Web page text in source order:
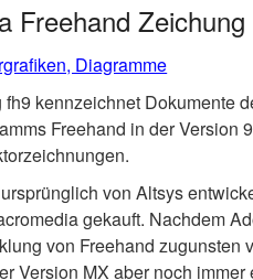
Freehand Zeichung
Diagramme
kennzeichnet Dokumente
Freehand in der Version
von Altsys
gekauft. Nachdem
von Freehand zugunsten
Version MX aber noch